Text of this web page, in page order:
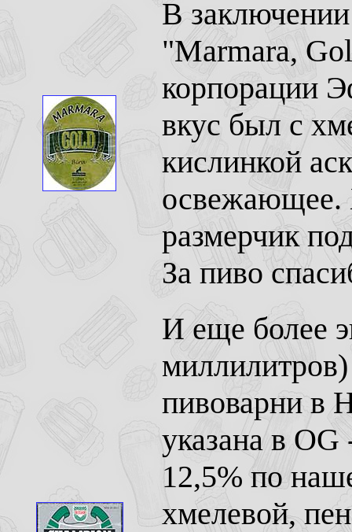
В
"Marmara,
корпорации
вкус был с
кислинкой
освежающее.
размерчик
За пиво
И еще более
пивоварни в
указана в
12,5% по
хмелевой,